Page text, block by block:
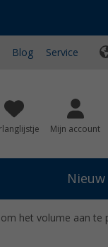
Blog Service
Mijn account
Nieuw
het volume aan te